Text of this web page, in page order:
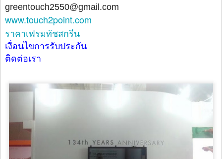
greentouch2550@gmail.com
www.touch2point.com
ราคาเฟรมทัชสกรีน
เงื่อนไขการรับประกัน
ติดต่อเรา